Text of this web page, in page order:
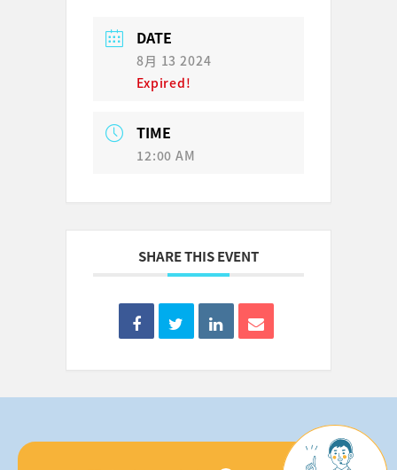
DATE
8月 13 2024
Expired!
TIME
12:00 AM
SHARE THIS EVENT